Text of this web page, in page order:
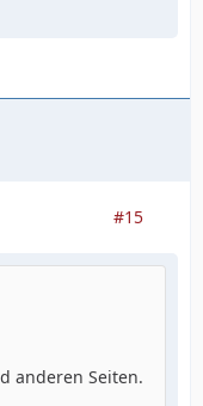
#15
anderen Seiten.